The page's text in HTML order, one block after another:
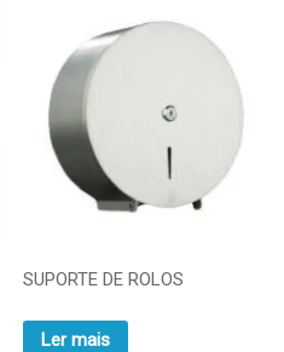
SUPORTE DE ROLOS
Ler mais